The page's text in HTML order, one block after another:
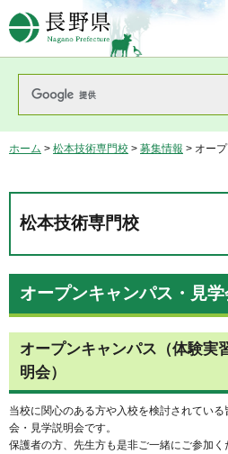
長野県Nagano
ホーム > 松本技術専門校 > 募集情報 > オー
松本技術専門校
オープンキャンパス・見学
オープンキャンパス（体験実
明会）
当校に関心のある方や入校を検討されてい
会・見学説明会です。
保護者の方、先生方も是非ご一緒にご参加く